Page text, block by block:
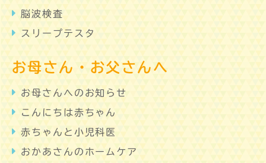
脳波検査
スリープテスタ
お母さん・お父さんへ
お母さんへのお知らせ
こんにちは赤ちゃん
赤ちゃんと小児科医
おかあさんのホームケア